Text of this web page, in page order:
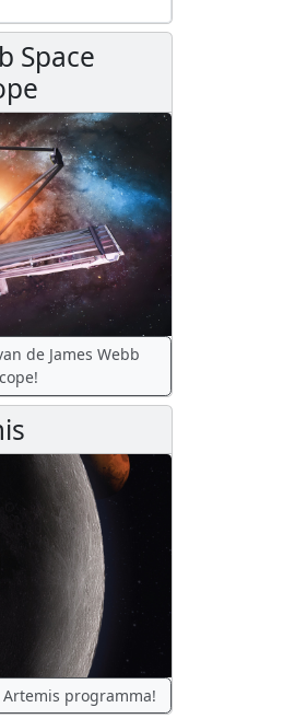
Space
de James Webb
programma!